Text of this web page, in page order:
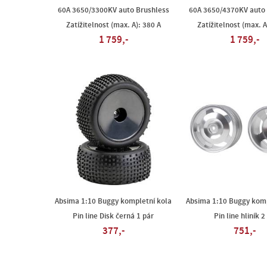
60A 3650/3300KV auto Brushless
Zatížitelnost (max. A): 380 A
1 759,-
60A 3650/4370KV
Zatížitelnost (max.
1 759,-
Absima 1:10 Buggy kompletní kola
Pin line Disk černá 1 pár
377,-
Absima 1:10 Buggy
Pin line hliník 2
751,-